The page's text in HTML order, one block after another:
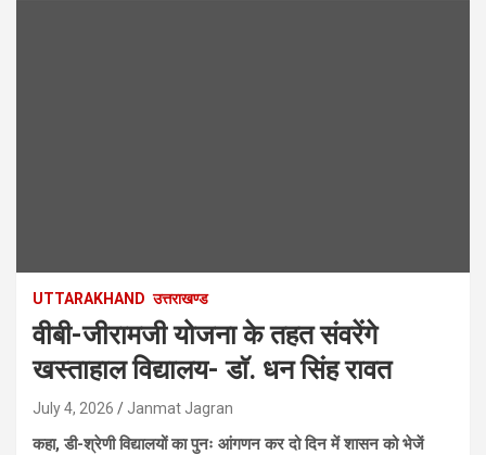
UTTARAKHAND उत्तराखण्ड
वीबी-जीरामजी योजना के तहत संवरेंगे
खस्ताहाल विद्यालय- डाॅ. धन सिंह रावत
July 4, 2026 Janmat Jagran
कहा, डी-श्रेणी विद्यालयों का पुनः आंगणन कर दो दिन में शासन को भेजें